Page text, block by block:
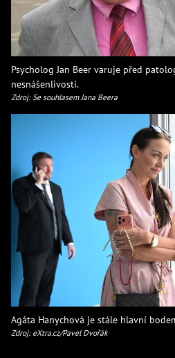
Psycholog Jan Beer varuje před
nesnášenlivosti.
Zdroj: Se souhlasem Jana Beera
Agáta Hanychová je stále hlavní
Zdroj: eXtra.cz/Pavel Dvořák